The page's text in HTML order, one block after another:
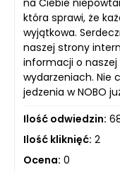
która sprawi, że
wyjątkowa.
naszej strony
informacji o
wydarzeniach. Nie
jedzenia w NOBO
Ilość odwiedzin:
Ilość kliknięć: 2
Ocena: 0